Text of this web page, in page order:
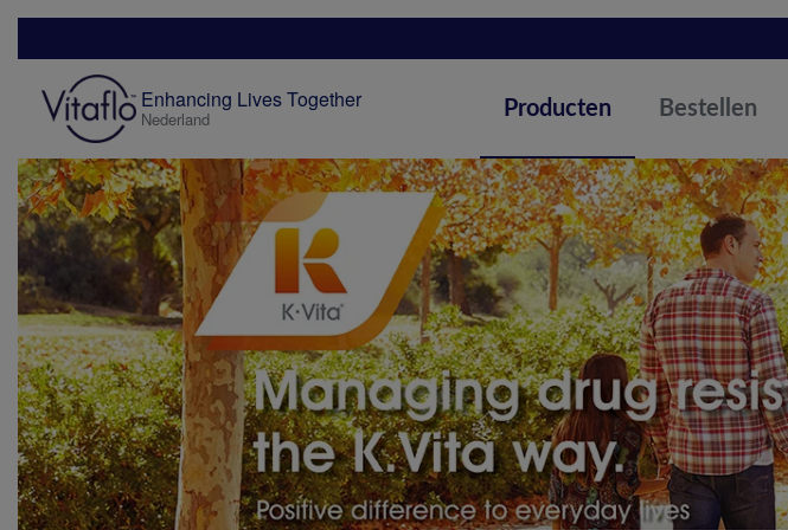
content
Mobile
Menu
Enhancing Lives Together
Nederland Producten Bestellen